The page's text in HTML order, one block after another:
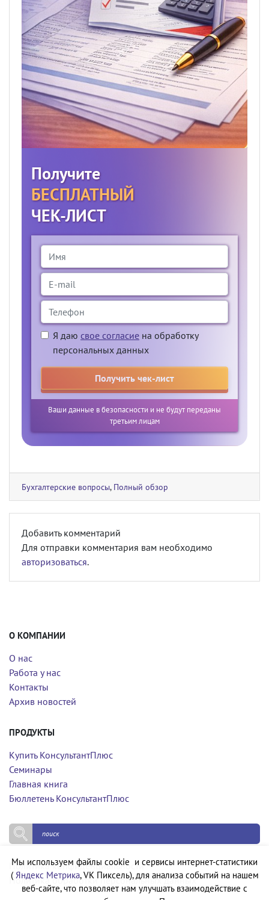
Получите
БЕСПЛАТНЫЙ
ЧЕК-ЛИСТ
Я даю свое согласие на обработку
персональных данных
Ваши данные в безопасности и не будут переданы
третьим лицам
Бухгалтерские вопросы, Полный обзор
Добавить комментарий
Для отправки комментария вам необходимо
авторизоваться.
О КОМПАНИИ
О нас
Работа у нас
Контакты
Архив новостей
ПРОДУКТЫ
Купить КонсультантПлюс
Семинары
Главная книга
Бюллетень КонсультантПлюс
Политика конфиденциальности
Политика обработки персональных данных
Мы используем файлы cookie и сервисы интернет-статистики
( Яндекс Метрика, VK Пиксель), для анализа событий на нашем
веб-сайте, что позволяет нам улучшать взаимодействие с